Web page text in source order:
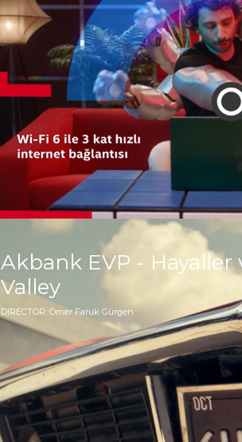
Akbank EVP - Hayaller
Valley
DIRECTOR: Ömer Faruk Gürgen